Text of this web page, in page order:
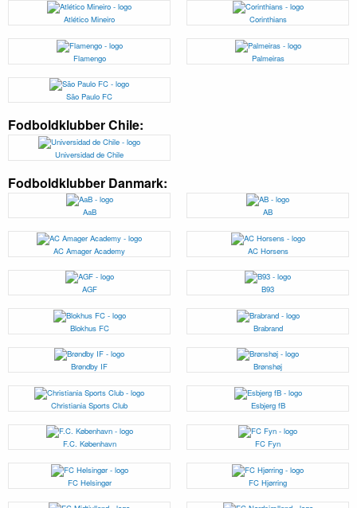
Atlético Mineiro Corinthians
Flamengo Palmeiras
São Paulo FC
Fodboldklubber Chile:
Universidad de Chile
Fodboldklubber Danmark:
AaB AB
AC Amager Academy AC Horsens
AGF B93
Blokhus FC Brabrand
Brøndby IF Brønshøj
Christiania Sports Club Esbjerg fB
F.C. København FC Fyn
FC Helsingør FC Hjørring